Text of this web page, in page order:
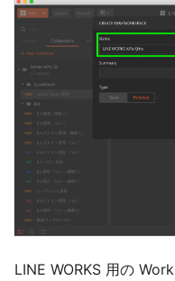
LINE WORKS 用の